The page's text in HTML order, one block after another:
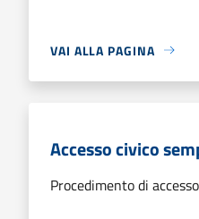
VAI ALLA PAGINA
Accesso civico
Procedimento di